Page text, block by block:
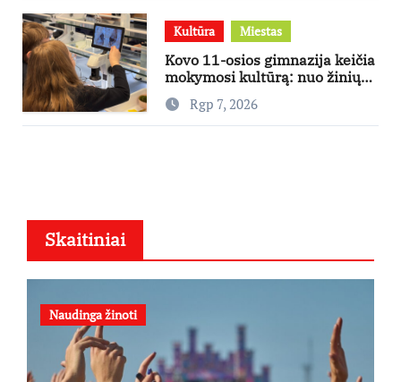
Kultūra Miestas
Kovo 11-osios gimnazija keičia
mokymosi kultūrą: nuo žinių
kaupimo – prie jų supratimo ir
taikymo
Rgp 7, 2026
Skaitiniai
Naudinga žinoti